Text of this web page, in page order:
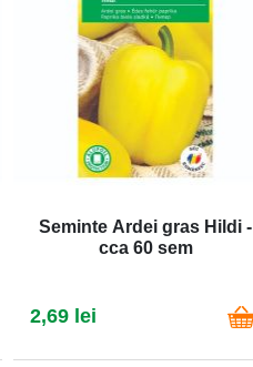
Seminte Ardei gras Hildi -
cca 60 sem
2,69 lei